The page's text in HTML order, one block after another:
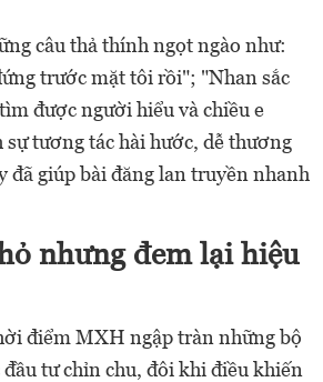
câu thả thính ngọt ngào như:
trước mặt tôi rồi"; "Nhan sắc
được người hiểu và chiều e
tương tác hài hước, dễ thương
đã giúp bài đăng lan truyền nhanh
nhưng đem lại hiệu
điểm MXH ngập tràn những bộ
tư chỉn chu, đôi khi điều khiến